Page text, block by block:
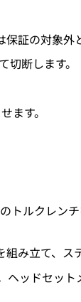
証の対象外
断します。
ます。
トルクレン
み立て、ス
ッドセット